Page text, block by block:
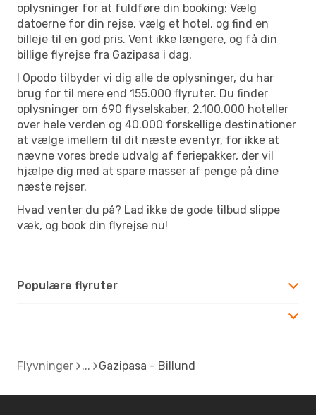
oplysninger for at fuldføre din booking: Vælg
datoerne for din rejse, vælg et hotel, og find en
billeje til en god pris. Vent ikke længere, og få din
billige flyrejse fra Gazipasa i dag.
I Opodo tilbyder vi dig alle de oplysninger, du har
brug for til mere end 155.000 flyruter. Du finder
oplysninger om 690 flyselskaber, 2.100.000 hoteller
over hele verden og 40.000 forskellige destinationer
at vælge imellem til dit næste eventyr, for ikke at
nævne vores brede udvalg af feriepakker, der vil
hjælpe dig med at spare masser af penge på dine
næste rejser.
Hvad venter du på? Lad ikke de gode tilbud slippe
væk, og book din flyrejse nu!
Populære flyruter
Flyvninger Gazipasa - Billund